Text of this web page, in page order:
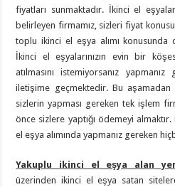
fiyatları sunmaktadır. İkinci el
belirleyen firmamız, sizleri fiyat
toplu ikinci el eşya alımı
İkinci el eşyalarınızın evin bir
atılmasını istemiyorsanız
iletişime geçmektedir. Bu aşamadan
sizlerin yapması gereken tek işlem
önce sizlere yaptığı ödemeyi
el eşya alımında yapmanız gereken
Yakuplu ikinci el eşya alan
üzerinden ikinci el eşya satan